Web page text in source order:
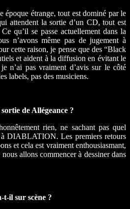
étrange, tout est dominé par le
attendent la sortie d’un CD, tout est
qu’il se passe actuellement dans la
n’avons même pas de jugement à
cette raison, je pense que des “Black
et aident à la diffusion en évitant le
n’ai pas vraiment d’avis sur le côté
labels, pas des musiciens.
de Allégeance ?
rien, ne sachant pas quel
DIABLATION. Les premiers retours
et cela est vraiment enthousiasmant,
allons commencer à dessiner dans
il sur scène ?